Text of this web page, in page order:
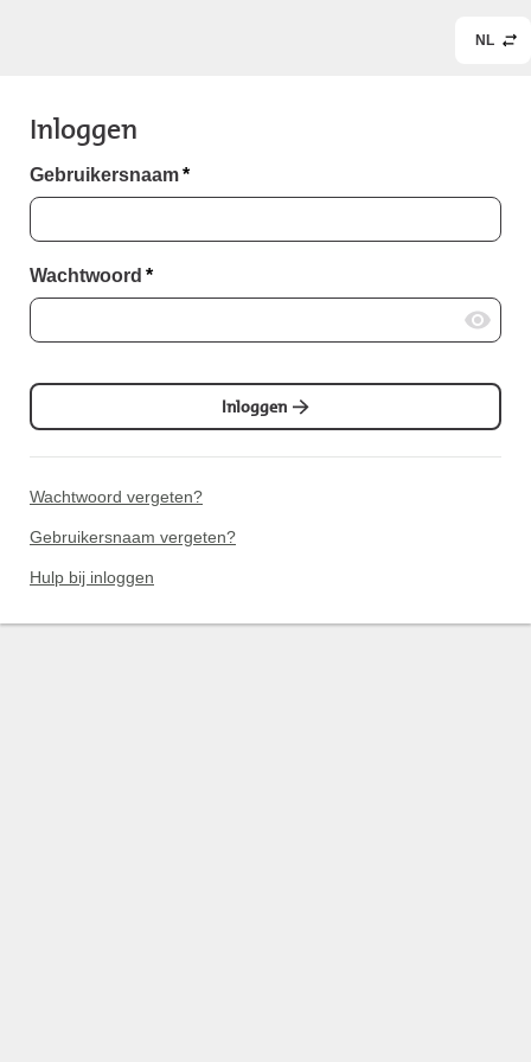
NL
Inloggen
Gebruikersnaam*
Wachtwoord *
Inloggen
Wachtwoord vergeten?
Gebruikersnaam vergeten?
Hulp bij inloggen